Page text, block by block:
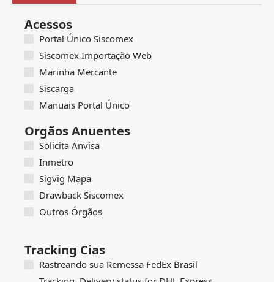
Acessos
Portal Único Siscomex
Siscomex Importação Web
Marinha Mercante
Siscarga
Manuais Portal Único
Orgãos Anuentes
Solicita Anvisa
Inmetro
Sigvig Mapa
Drawback Siscomex
Outros Órgãos
Tracking Cias
Rastreando sua Remessa FedEx Brasil